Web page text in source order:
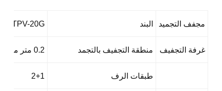
مجفف التجميد البند TPV-20G
غرفة التجفيف منطقة التجفيف بالتجمد 0.2 متر مربع
طبقات الرف 2+1